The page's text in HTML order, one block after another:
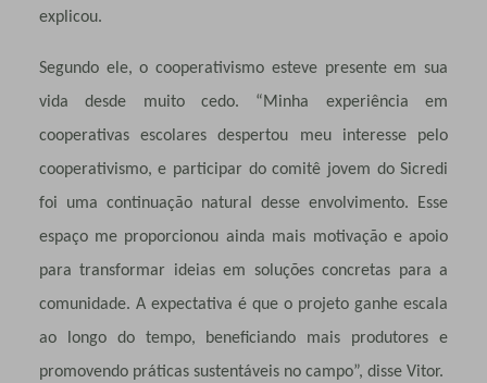
explicou.
Segundo ele, o cooperativismo esteve presente em sua
vida desde muito cedo. “Minha experiência em
cooperativas escolares despertou meu interesse pelo
cooperativismo, e participar do comitê jovem do Sicredi
foi uma continuação natural desse envolvimento. Esse
espaço me proporcionou ainda mais motivação e apoio
para transformar ideias em soluções concretas para a
comunidade. A expectativa é que o projeto ganhe escala
ao longo do tempo, beneficiando mais produtores e
promovendo práticas sustentáveis no campo”, disse Vitor.